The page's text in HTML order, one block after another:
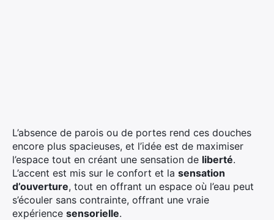
L’absence de parois ou de portes rend ces douches
encore plus spacieuses, et l’idée est de maximiser
l’espace tout en créant une sensation de liberté.
L’accent est mis sur le confort et la sensation
d’ouverture, tout en offrant un espace où l’eau peut
s’écouler sans contrainte, offrant une vraie
expérience sensorielle.